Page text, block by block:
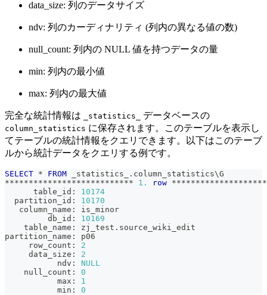
data_size: 列のデータサイズ
ndv: 列のカーディナリティ (列内の異なる値の数)
null_count: 列内の NULL 値を持つデータの量
min: 列内の最小値
max: 列内の最大値
完全な統計情報は _statistics_ データベースの
column_statistics に保存されます。このテーブルを表示し
てテーブルの統計情報をクエリできます。以下はこのテーブ
ルから統計データをクエリする例です。
SELECT * FROM _statistics_ . column_statistics\G
*************************** 1. row ********************
      table_id:
10174
  partition_id:
10170
   column_name: is_minor
         db_id:
10169
    table_name: zj_test
. source_wiki_edit
partition_name: p06
     row_count:
2
     data_size:
2
           ndv:
NULL
    null_count:
0
           max:
1
           min:
0